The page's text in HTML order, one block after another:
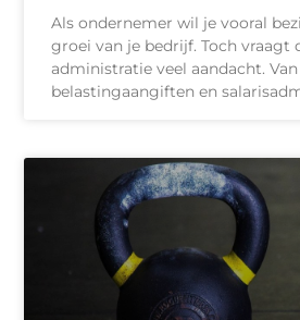
Als ondernemer wil je vooral
groei van je bedrijf. Toch vraagt
administratie veel aandacht. Van
belastingaangiften en